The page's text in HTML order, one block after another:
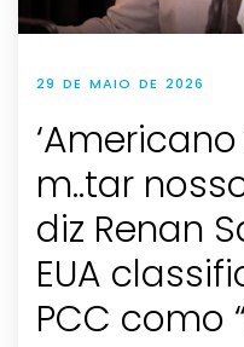
29 DE MAIO DE 2026
m..tar
diz Renan
EUA
PCC como